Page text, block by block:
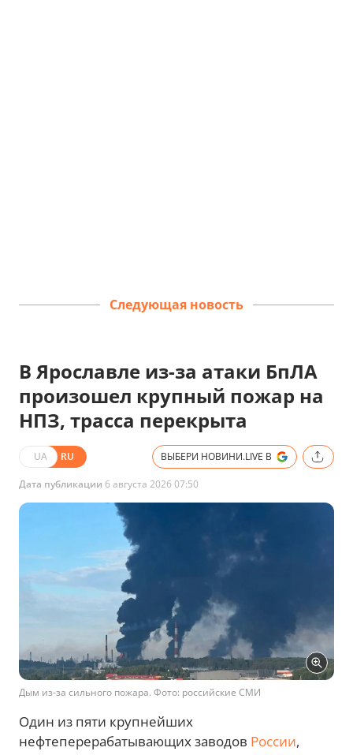
Следующая новость
В Ярославле из-за атаки БпЛА
произошел крупный пожар на
НПЗ, трасса перекрыта
UA RU ВЫБЕРИ НОВИНИ.LIVE В
Дата публикации 6 августа 2026 07:50
Дым из-за сильного пожара. Фото: российские СМИ
Один из пяти крупнейших
нефтеперерабатывающих заводов России,